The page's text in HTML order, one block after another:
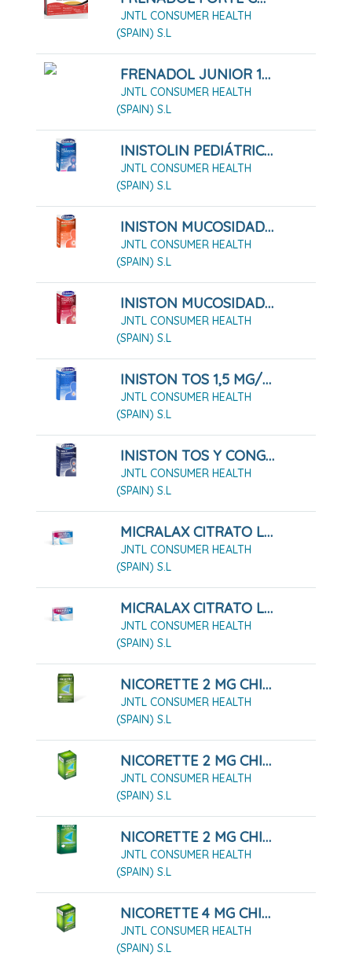
JNTL CONSUMER HEALTH
(SPAIN) S.L
FRENADOL JUNIOR 10 SOBRES
JNTL CONSUMER HEALTH
(SPAIN) S.L
INISTOLIN PEDIÁTRICO TOS Y CONGESTIÓN 2 MG/ML + 6 MG/ML JARABE
JNTL CONSUMER HEALTH
(SPAIN) S.L
INISTON MUCOSIDAD 20mg/ml SOLUCION ORAL SABOR MENTA , 1 Frasco De 150 Ml
JNTL CONSUMER HEALTH
(SPAIN) S.L
INISTON MUCOSIDAD Y CONGESTIÓN 20 MG/ML + 6 MG/ML JARABE 200ML
JNTL CONSUMER HEALTH
(SPAIN) S.L
INISTON TOS 1,5 MG/ML JARABE 200 ML
JNTL CONSUMER HEALTH
(SPAIN) S.L
INISTON TOS Y CONGESTIÓN JARABE 200 ML
JNTL CONSUMER HEALTH
(SPAIN) S.L
MICRALAX CITRATO LAURIL SULFATO 450MG/45 MG SOLUCIÓN RECTAL 12 MICROENEMAS
JNTL CONSUMER HEALTH
(SPAIN) S.L
MICRALAX CITRATO LAURIL SULFATO 450MG/45 MG SOLUCIÓN RECTAL 4 MICROENEMAS
JNTL CONSUMER HEALTH
(SPAIN) S.L
NICORETTE 2 MG CHICLES MEDICAMENTOSOS 105 CHICLES
JNTL CONSUMER HEALTH
(SPAIN) S.L
NICORETTE 2 MG CHICLES MEDICAMENTOSOS 210 CHICLES
JNTL CONSUMER HEALTH
(SPAIN) S.L
NICORETTE 2 MG CHICLES MEDICAMENTOSOS 30 CHICLES
JNTL CONSUMER HEALTH
(SPAIN) S.L
NICORETTE 4 MG CHICLES MEDICAMENTOSOS 105 CHICLES
JNTL CONSUMER HEALTH
(SPAIN) S.L